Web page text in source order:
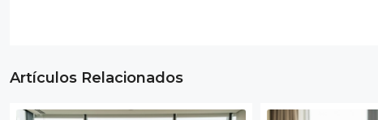
Artículos Relacionados